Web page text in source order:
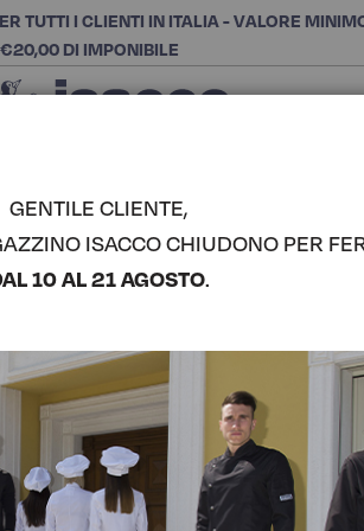
TUTTI I CLIENTI IN ITALIA - VALORE
€20,00 DI IMPONIBILE
Colore: Nero
LOOK
GENTILE CLIENTE,
ISACCO CHIUDONO PER
10 AL 21 AGOSTO.